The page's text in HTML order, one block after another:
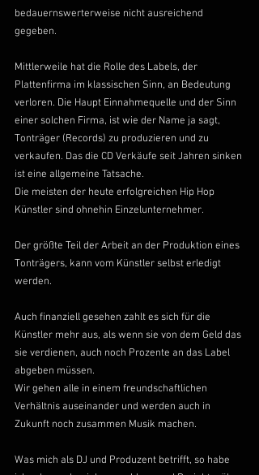
bedauernswerterweise nicht ausreichend
gegeben.
Mittlerweile hat die Rolle des Labels, der
Plattenfirma im klassischen Sinn, an Bedeutung
verloren. Die Haupt Einnahmequelle und der Sinn
einer solchen Firma, ist wie der Name ja sagt,
Tonträger (Records) zu produzieren und zu
verkaufen. Das die CD Verkäufe seit Jahren sinken
ist eine allgemeine Tatsache.
Die meisten der heute erfolgreichen Hip Hop
Künstler sind ohnehin Einzelunternehmer.
Der größte Teil der Arbeit an der Produktion eines
Tonträgers, kann vom Künstler selbst erledigt
werden.
Auch finanziell gesehen zahlt es sich für die
Künstler mehr aus, als wenn sie von dem Geld das
sie verdienen, auch noch Prozente an das Label
abgeben müssen.
Wir gehen alle in einem freundschaftlichen
Verhältnis auseinander und werden auch in
Zukunft noch zusammen Musik machen.
Was mich als DJ und Produzent betrifft, so habe